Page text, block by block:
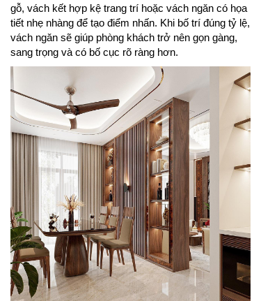
gỗ, vách kết hợp kệ trang trí hoặc vách ngăn có họa
tiết nhẹ nhàng để tạo điểm nhấn. Khi bố trí đúng tỷ lệ,
vách ngăn sẽ giúp phòng khách trở nên gọn gàng,
sang trọng và có bố cục rõ ràng hơn.